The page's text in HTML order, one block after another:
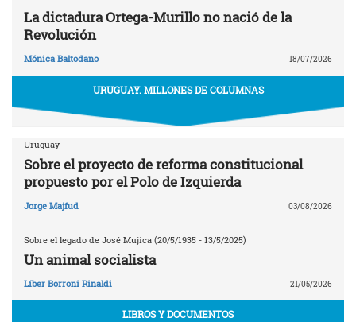
La dictadura Ortega-Murillo no nació de la
Revolución
Mónica Baltodano 18/07/2026
URUGUAY. MILLONES DE COLUMNAS
Uruguay
Sobre el proyecto de reforma constitucional
propuesto por el Polo de Izquierda
Jorge Majfud 03/08/2026
Sobre el legado de José Mujica (20/5/1935 - 13/5/2025)
Un animal socialista
Líber Borroni Rinaldi 21/05/2026
LIBROS Y DOCUMENTOS